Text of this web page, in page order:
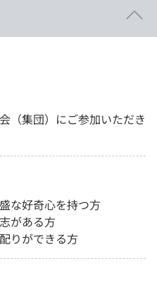
（集団）にご参加いただき
な好奇心を持つ方
がある方
りができる方